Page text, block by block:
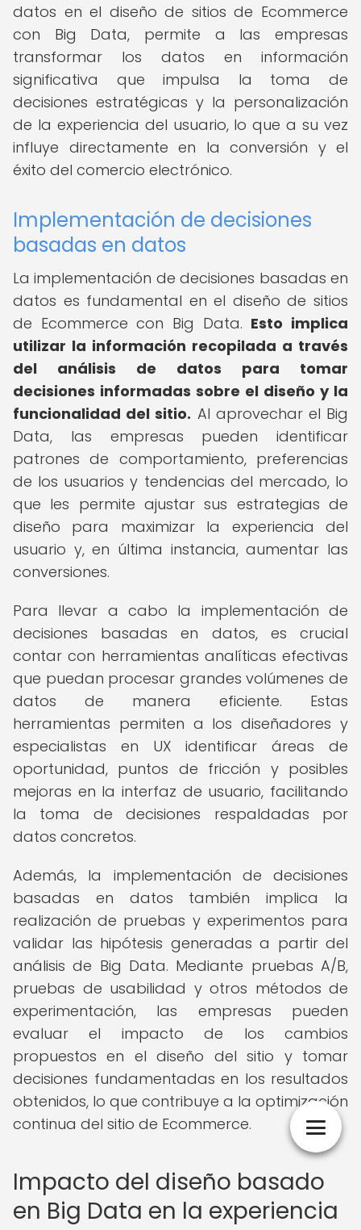
datos en el diseño de sitios de Ecommerce
con Big Data, permite a las empresas
transformar los datos en información
significativa que impulsa la toma de
decisiones estratégicas y la personalización
de la experiencia del usuario, lo que a su vez
influye directamente en la conversión y el
éxito del comercio electrónico.
Implementación de decisiones
basadas en datos
La implementación de decisiones basadas en
datos es fundamental en el diseño de sitios
de Ecommerce con Big Data. Esto implica
utilizar la información recopilada a través
del análisis de datos para tomar
decisiones informadas sobre el diseño y la
funcionalidad del sitio. Al aprovechar el Big
Data, las empresas pueden identificar
patrones de comportamiento, preferencias
de los usuarios y tendencias del mercado, lo
que les permite ajustar sus estrategias de
diseño para maximizar la experiencia del
usuario y, en última instancia, aumentar las
conversiones.
Para llevar a cabo la implementación de
decisiones basadas en datos, es crucial
contar con herramientas analíticas efectivas
que puedan procesar grandes volúmenes de
datos de manera eficiente. Estas
herramientas permiten a los diseñadores y
especialistas en UX identificar áreas de
oportunidad, puntos de fricción y posibles
mejoras en la interfaz de usuario, facilitando
la toma de decisiones respaldadas por
datos concretos.
Además, la implementación de decisiones
basadas en datos también implica la
realización de pruebas y experimentos para
validar las hipótesis generadas a partir del
análisis de Big Data. Mediante pruebas A/B,
pruebas de usabilidad y otros métodos de
experimentación, las empresas pueden
evaluar el impacto de los cambios
propuestos en el diseño del sitio y tomar
decisiones fundamentadas en los resultados
obtenidos, lo que contribuye a la optimización
continua del sitio de Ecommerce.
Impacto del diseño basado
en Big Data en la experiencia